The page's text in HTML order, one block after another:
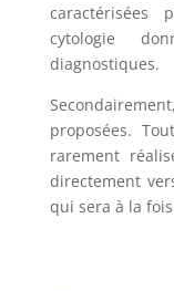
cytologie
diagnostiques.
proposées.
rarement
directement
qui sera à la